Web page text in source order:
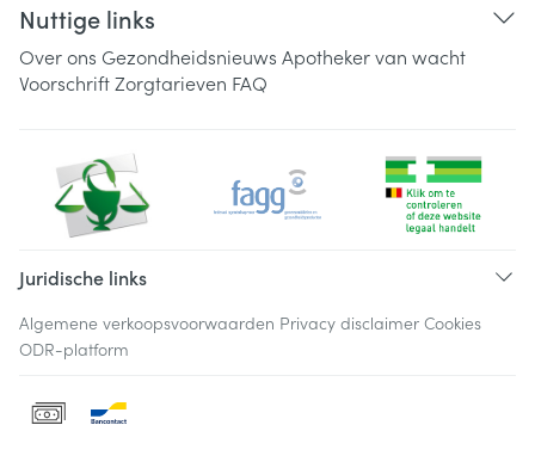
Nuttige links
Over ons Gezondheidsnieuws Apotheker van wacht
VoorschriftZorgtarieven FAQ
Juridische links
Algemene verkoopsvoorwaarden Privacy disclaimer Cookies
ODR-platform